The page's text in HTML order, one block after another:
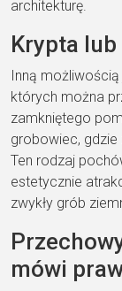
architekturę.
Krypta
Inną
których można
zamkniętego
grobowiec,
Ten rodzaj
estetycznie
zwykły grób
mówi